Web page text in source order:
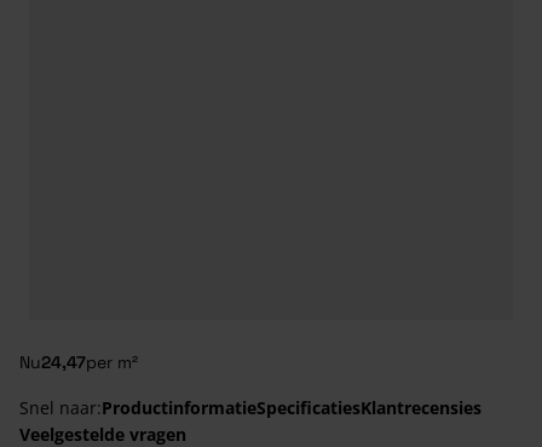
Nu24,47per m²
Snel naar:ProductinformatieSpecificatiesKlantrecensies
Veelgestelde vragen